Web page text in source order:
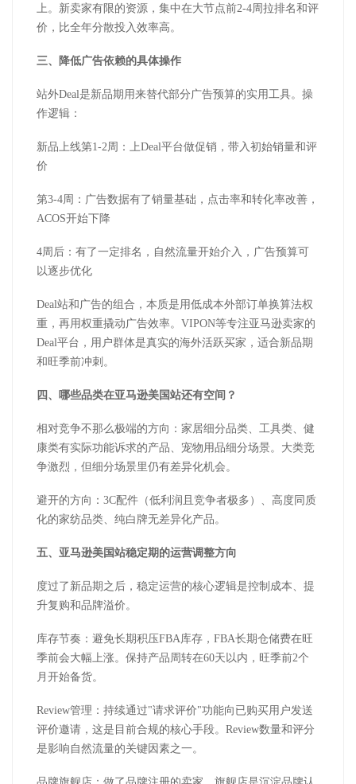
上。新卖家有限的资源，集中在大节点前2-4 周拉排名和评
价，比全年分散投入效率高。
三、降低广告依赖的具体操作
站外Deal是新品期用来替代部分广告预算的实用工具。操
作逻辑：
新品上线第1-2 周：上Deal平台做促销，带入初始销量和评
价
第3-4 周：广告数据有了销量基础，点击率和转化率改善，
ACOS开始下降
4 周后：有了一定排名，自然流量开始介入，广告预算可
以逐步优化
Deal站和广告的组合，本质是用低成本外部订单换算法权
重，再用权重撬动广告效率。 VIPON等专注亚马逊卖家的
Deal平台，用户群体是真实的海外活跃买家，适合新品期
和旺季前冲刺。
四、哪些品类在亚马逊美国站还有空间？
相对竞争不那么极端的方向：家居细分品类、工具类、健
康类有实际功能诉求的产品、宠物用品细分场景。大类竞
争激烈，但细分场景里仍有差异化机会。
避开的方向： 3C配件（低利润且竞争者极多）、高度同质
化的家纺品类、纯白牌无差异化产品。
五、 亚马逊美国站稳定期的运营调整方向
度过了新品期之后，稳定运营的核心逻辑是控制成本、提
升复购和品牌溢价。
库存节奏：避免长期积压FBA 库存， FBA长期仓储费在旺
季前会大幅上涨。保持产品周转在60天以内，旺季前2个
月开始备货。
Review管理：持续通过"请求评价"功能向已购买用户发送
评价邀请，这是目前合规的核心手段。 Review数量和评分
是影响自然流量的关键因素之一。